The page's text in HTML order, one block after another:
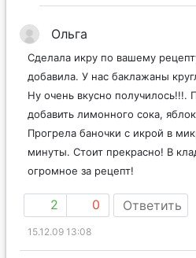
Ольга
Сделала икру по вашему
добавила. У нас баклажаны
Ну очень вкусно получилось!!!.
добавить лимонного сока,
Прогрела баночки с икрой в
минуты. Стоит прекрасно! В
огромное за рецепт!
2 0 Ответить
15.12.09 13:08